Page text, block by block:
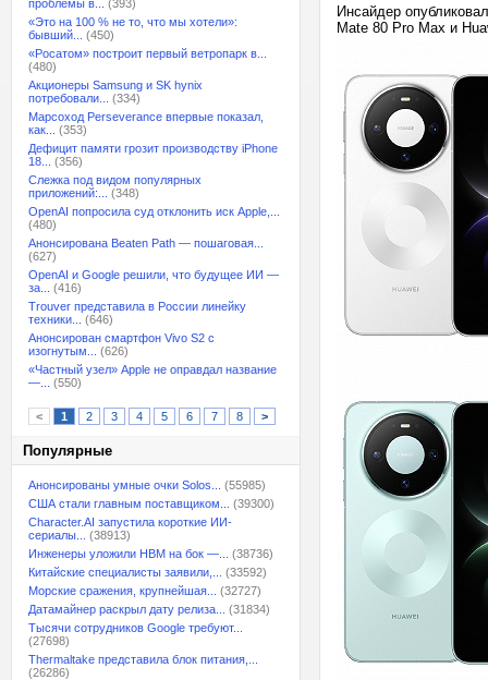
проблемы в...
(393)
«Это на 100 % не то, что мы хотели»:
бывший...
(450)
«Росатом» построит первый ветропарк в...
(480)
Акционеры Samsung и SK hynix
потребовали...
(334)
Марсоход Perseverance впервые показал,
как...
(353)
Дефицит памяти грозит производству iPhone
18...
(356)
Слежка под видом популярных
приложений:...
(348)
OpenAI попросила суд отклонить иск Apple,...
(480)
Анонсирована Beaten Path — пошаговая...
(627)
OpenAI и Google решили, что будущее ИИ —
за...
(416)
Trouver представила в России линейку
техники...
(646)
Анонсирован смартфон Vivo S2 с
изогнутым...
(626)
«Частный узел» Apple не оправдал название
—...
(550)
< 1 2 3 4 5 6 7 8 >
Популярные
Анонсированы умные очки Solos...
(55985)
США стали главным поставщиком...
(39300)
Character.AI запустила короткие ИИ-
сериалы...
(38913)
Инженеры уложили HBM на бок —...
(38736)
Китайские специалисты заявили,...
(33592)
Морские сражения, крупнейшая...
(32727)
Датамайнер раскрыл дату релиза...
(31834)
Тысячи сотрудников Google требуют...
(27698)
Thermaltake представила блок питания,...
(26286)
Инсайдер
Mate 80 Pro Max и